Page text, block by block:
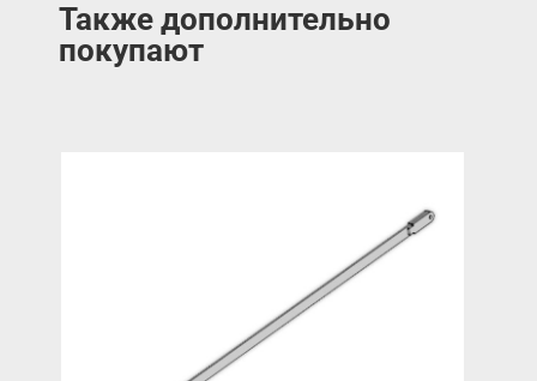
Также дополнительно
покупают